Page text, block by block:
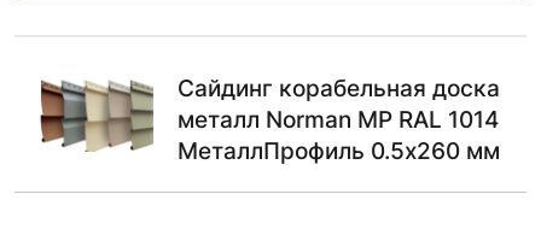
Сайдинг корабельная доска
металл Norman MP RAL 1014
МеталлПрофиль 0.5х260 мм